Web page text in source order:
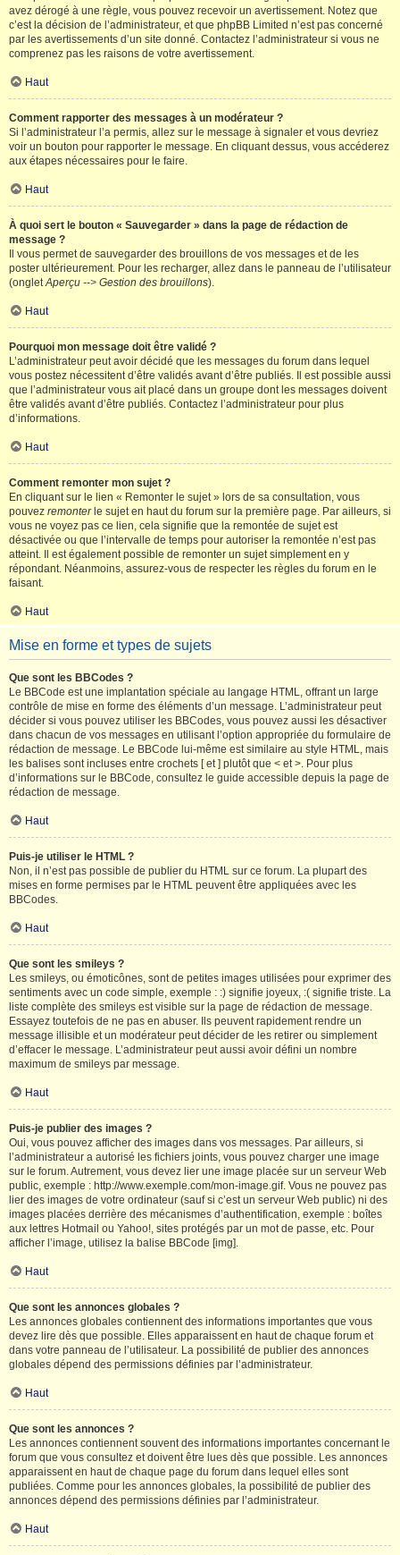
avez dérogé à une règle, vous pouvez recevoir un avertissement. Notez que
c’est la décision de l’administrateur, et que phpBB Limited n’est pas concerné
par les avertissements d’un site donné. Contactez l’administrateur si vous ne
comprenez pas les raisons de votre avertissement.
Haut
Comment rapporter des messages à un modérateur ?
Si l’administrateur l’a permis, allez sur le message à signaler et vous devriez
voir un bouton pour rapporter le message. En cliquant dessus, vous accéderez
aux étapes nécessaires pour le faire.
Haut
À quoi sert le bouton « Sauvegarder » dans la page de rédaction de
message ?
Il vous permet de sauvegarder des brouillons de vos messages et de les
poster ultérieurement. Pour les recharger, allez dans le panneau de l’utilisateur
(ongletAperçu --> Gestion des brouillons).
Haut
Pourquoi mon message doit être validé ?
L’administrateur peut avoir décidé que les messages du forum dans lequel
vous postez nécessitent d’être validés avant d’être publiés. Il est possible aussi
que l’administrateur vous ait placé dans un groupe dont les messages doivent
être validés avant d’être publiés. Contactez l’administrateur pour plus
d’informations.
Haut
Comment remonter mon sujet ?
En cliquant sur le lien « Remonter le sujet » lors de sa consultation, vous
pouvez remonterle sujet en haut du forum sur la première page. Par ailleurs, si
vous ne voyez pas ce lien, cela signifie que la remontée de sujet est
désactivée ou que l’intervalle de temps pour autoriser la remontée n’est pas
atteint. Il est également possible de remonter un sujet simplement en y
répondant. Néanmoins, assurez-vous de respecter les règles du forum en le
faisant.
Haut
Mise en forme et types de sujets
Que sont les BBCodes ?
Le BBCode est une implantation spéciale au langage HTML, offrant un large
contrôle de mise en forme des éléments d’un message. L’administrateur peut
décider si vous pouvez utiliser les BBCodes, vous pouvez aussi les désactiver
dans chacun de vos messages en utilisant l’option appropriée du formulaire de
rédaction de message. Le BBCode lui-même est similaire au style HTML, mais
les balises sont incluses entre crochets [ et ] plutôt que < et >. Pour plus
d’informations sur le BBCode, consultez le guide accessible depuis la page de
rédaction de message.
Haut
Puis-je utiliser le HTML ?
Non, il n’est pas possible de publier du HTML sur ce forum. La plupart des
mises en forme permises par le HTML peuvent être appliquées avec les
BBCodes.
Haut
Que sont les smileys ?
Les smileys, ou émoticônes, sont de petites images utilisées pour exprimer des
sentiments avec un code simple, exemple : :) signifie joyeux, :( signifie triste. La
liste complète des smileys est visible sur la page de rédaction de message.
Essayez toutefois de ne pas en abuser. Ils peuvent rapidement rendre un
message illisible et un modérateur peut décider de les retirer ou simplement
d’effacer le message. L’administrateur peut aussi avoir défini un nombre
maximum de smileys par message.
Haut
Puis-je publier des images ?
Oui, vous pouvez afficher des images dans vos messages. Par ailleurs, si
l’administrateur a autorisé les fichiers joints, vous pouvez charger une image
sur le forum. Autrement, vous devez lier une image placée sur un serveur Web
public, exemple : http://www.exemple.com/mon-image.gif. Vous ne pouvez pas
lier des images de votre ordinateur (sauf si c’est un serveur Web public) ni des
images placées derrière des mécanismes d’authentification, exemple : boîtes
aux lettres Hotmail ou Yahoo!, sites protégés par un mot de passe, etc. Pour
afficher l’image, utilisez la balise BBCode [img].
Haut
Que sont les annonces globales ?
Les annonces globales contiennent des informations importantes que vous
devez lire dès que possible. Elles apparaissent en haut de chaque forum et
dans votre panneau de l’utilisateur. La possibilité de publier des annonces
globales dépend des permissions définies par l’administrateur.
Haut
Que sont les annonces ?
Les annonces contiennent souvent des informations importantes concernant le
forum que vous consultez et doivent être lues dès que possible. Les annonces
apparaissent en haut de chaque page du forum dans lequel elles sont
publiées. Comme pour les annonces globales, la possibilité de publier des
annonces dépend des permissions définies par l’administrateur.
Haut